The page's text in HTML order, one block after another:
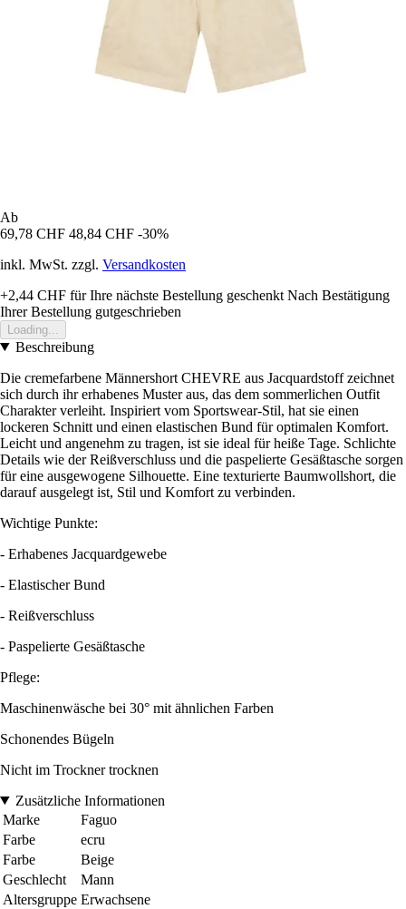
Ab
69,78 CHF 48,84 CHF -30%
inkl. MwSt. zzgl. Versandkosten
+2,44 CHF für Ihre nächste Bestellung geschenkt Nach Bestätigung
Ihrer Bestellung gutgeschrieben
Loading...
Beschreibung
Die cremefarbene Männershort CHEVRE aus Jacquardstoff zeichnet
sich durch ihr erhabenes Muster aus, das dem sommerlichen Outfit
Charakter verleiht. Inspiriert vom Sportswear-Stil, hat sie einen
lockeren Schnitt und einen elastischen Bund für optimalen Komfort.
Leicht und angenehm zu tragen, ist sie ideal für heiße Tage. Schlichte
Details wie der Reißverschluss und die paspelierte Gesäßtasche sorgen
für eine ausgewogene Silhouette. Eine texturierte Baumwollshort, die
darauf ausgelegt ist, Stil und Komfort zu verbinden.
Wichtige Punkte:
- Erhabenes Jacquardgewebe
- Elastischer Bund
- Reißverschluss
- Paspelierte Gesäßtasche
Pflege:
Maschinenwäsche bei 30° mit ähnlichen Farben
Schonendes Bügeln
Nicht im Trockner trocknen
Zusätzliche Informationen
Marke
Faguo
Farbe
ecru
Farbe
Beige
Geschlecht
Mann
Altersgruppe Erwachsene